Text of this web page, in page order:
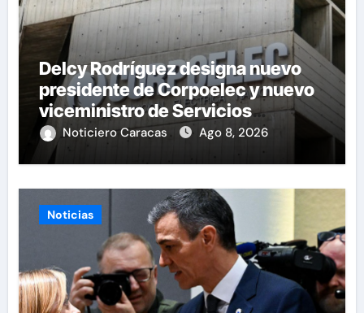
Delcy Rodríguez designa nuevo
presidente de Corpoelec y nuevo
viceministro de Servicios
Eléctricos
Noticiero Caracas Ago 8, 2026
Noticias